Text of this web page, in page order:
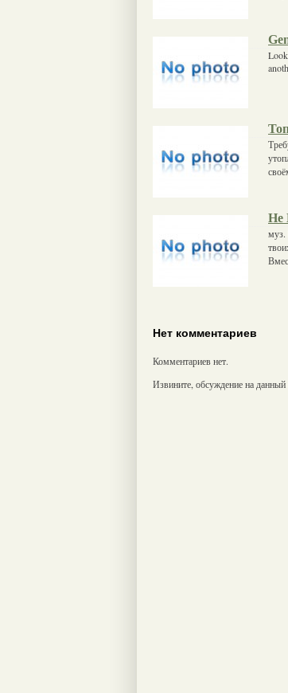
Не
муз.
Нет комментариев
Комментариев нет.
Извините, обсуждение на